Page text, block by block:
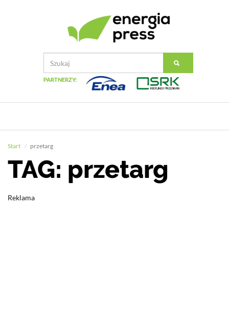
PARTNERZY:
Start przetarg
TAG: przetarg
Reklama